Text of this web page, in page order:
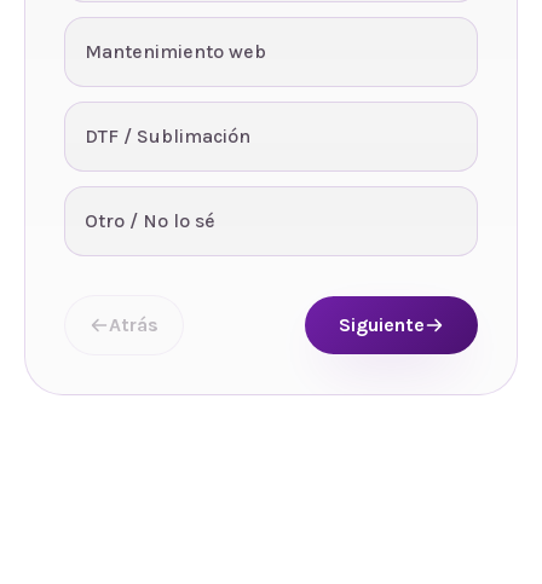
Mantenimiento web
DTF / Sublimación
Otro / No lo sé
Atrás Siguiente